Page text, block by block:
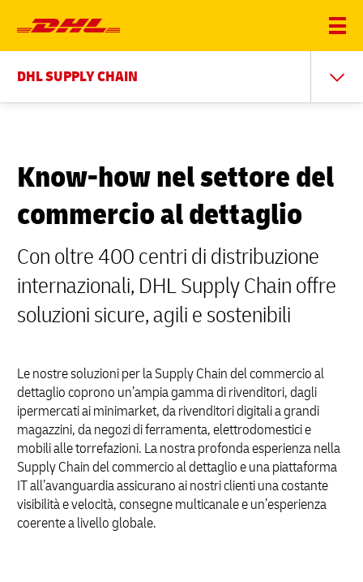
DHL SUPPLY CHAIN
Know-how nel settore del
commercio al dettaglio
Con oltre 400 centri di distribuzione
internazionali, DHL Supply Chain offre
soluzioni sicure, agili e sostenibili
Le nostre soluzioni per la Supply Chain del commercio al
dettaglio coprono un’ampia gamma di rivenditori, dagli
ipermercati ai minimarket, da rivenditori digitali a grandi
magazzini, da negozi di ferramenta, elettrodomestici e
mobili alle torrefazioni. La nostra profonda esperienza nella
Supply Chain del commercio al dettaglio e una piattaforma
IT all’avanguardia assicurano ai nostri clienti una costante
visibilità e velocità, consegne multicanale e un’esperienza
coerente a livello globale.